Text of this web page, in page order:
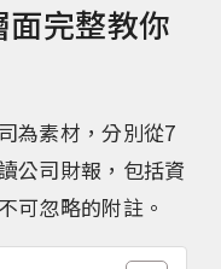
完整教你
為素材，分別從7
公司財報，包括資
可忽略的附註。